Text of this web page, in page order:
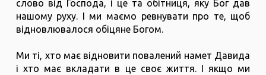
слово від Господа, і це та обітниця, яку Бог дав
нашому руху. І ми маємо ревнувати про те, щоб
відновлювалося обіцяне Богом.
Ми ті, хто має відновити повалений намет Давида
і хто має вкладати в це своє життя. І якщо ми